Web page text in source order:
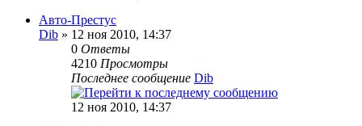
Авто-Престус
Dib » 12 ноя 2010, 14:37
0 Ответы
4210 Просмотры
Последнее сообщение Dib
12 ноя 2010, 14:37